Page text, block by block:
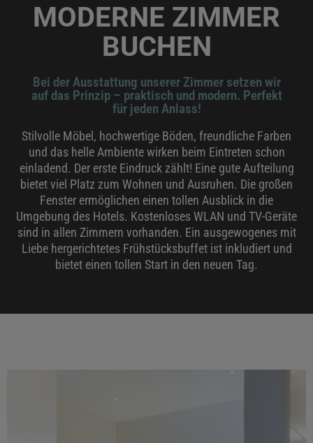
MODERNE ZIMMER
BUCHEN
Bei der Ausstattung unserer Zimmer setzen wir
auf das Prinzip – praktisch und modern. Perfekt
für jeden Anlass!
Stilvolle Möbel, hochwertige Böden, freundliche Farben
und das helle Ambiente wirken beim Eintreten schon
einladend. Der erste Eindruck zählt! Eine gute Aufteilung
bietet viel Platz zum Wohnen und Ausruhen. Die großen
Fenster ermöglichen einen tollen Ausblick in die
Umgebung des Hotels. Kostenloses WLAN und TV-Geräte
sind in allen Zimmern vorhanden. Ein ausgewogenes mit
Liebe hergerichtetes Frühstücksbuffet ist inkludiert und
bietet einen tollen Start in den neuen Tag.